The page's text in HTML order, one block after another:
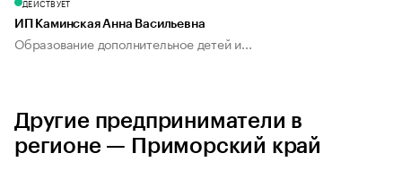
ДЕЙСТВУЕТ
ИП Каминская Анна Васильевна
Образование дополнительное детей и...
Другие предприниматели в
регионе — Приморский край